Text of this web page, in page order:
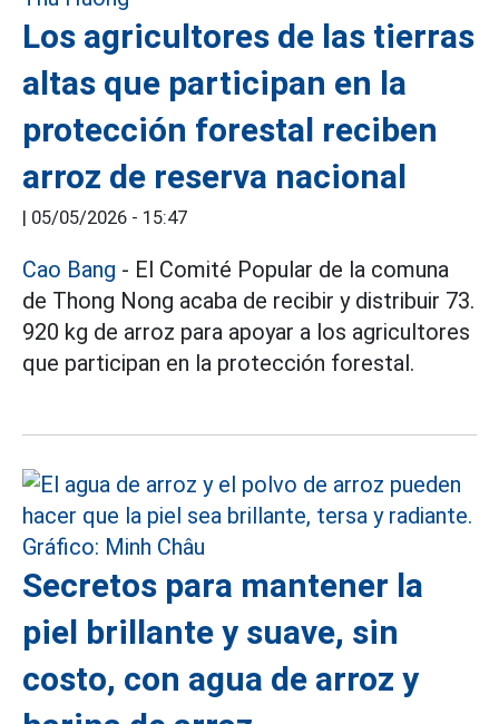
Los agricultores de las tierras
altas que participan en la
protección forestal reciben
arroz de reserva nacional
05/05/2026 - 15:47
Cao Bang - El Comité Popular de la comuna
de Thong Nong acaba de recibir y distribuir 73.
920 kg de arroz para apoyar a los agricultores
que participan en la protección forestal.
Secretos para mantener la
piel brillante y suave, sin
costo, con agua de arroz y